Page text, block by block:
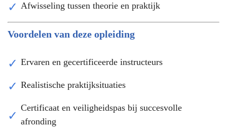
Afwisseling tussen theorie en praktijk
Voordelen van deze opleiding
Ervaren en gecertificeerde instructeurs
Realistische praktijksituaties
Certificaat en veiligheidspas bij succesvolle
afronding